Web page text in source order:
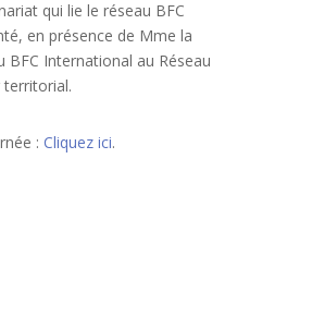
qui lie le réseau BFC
en présence de Mme la
BFC International au Réseau
territorial.
: Cliquez ici.